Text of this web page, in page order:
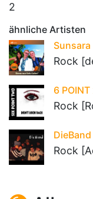
2
ähnliche Artisten
Sunsara
Rock
6 POINT
Rock
DieBand
Rock